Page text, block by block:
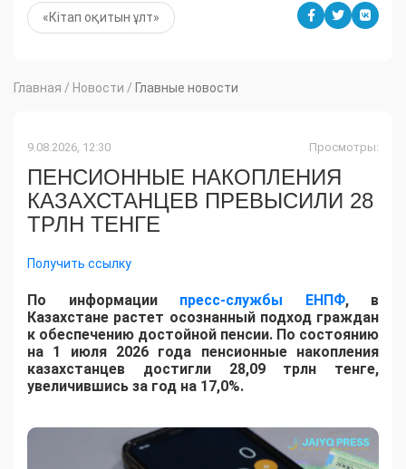
«Кітап оқитын ұлт»
Главная / Новости / Главные новости
9.08.2026, 12:30 Просмотры:
ПЕНСИОННЫЕ НАКОПЛЕНИЯ
КАЗАХСТАНЦЕВ ПРЕВЫСИЛИ 28
ТРЛН ТЕНГЕ
Получить ссылку
По информации пресс-службы ЕНПФ, в
Казахстане растет осознанный подход граждан
к обеспечению достойной пенсии. По состоянию
на 1 июля 2026 года пенсионные накопления
казахстанцев достигли 28,09 трлн тенге,
увеличившись за год на 17,0%.